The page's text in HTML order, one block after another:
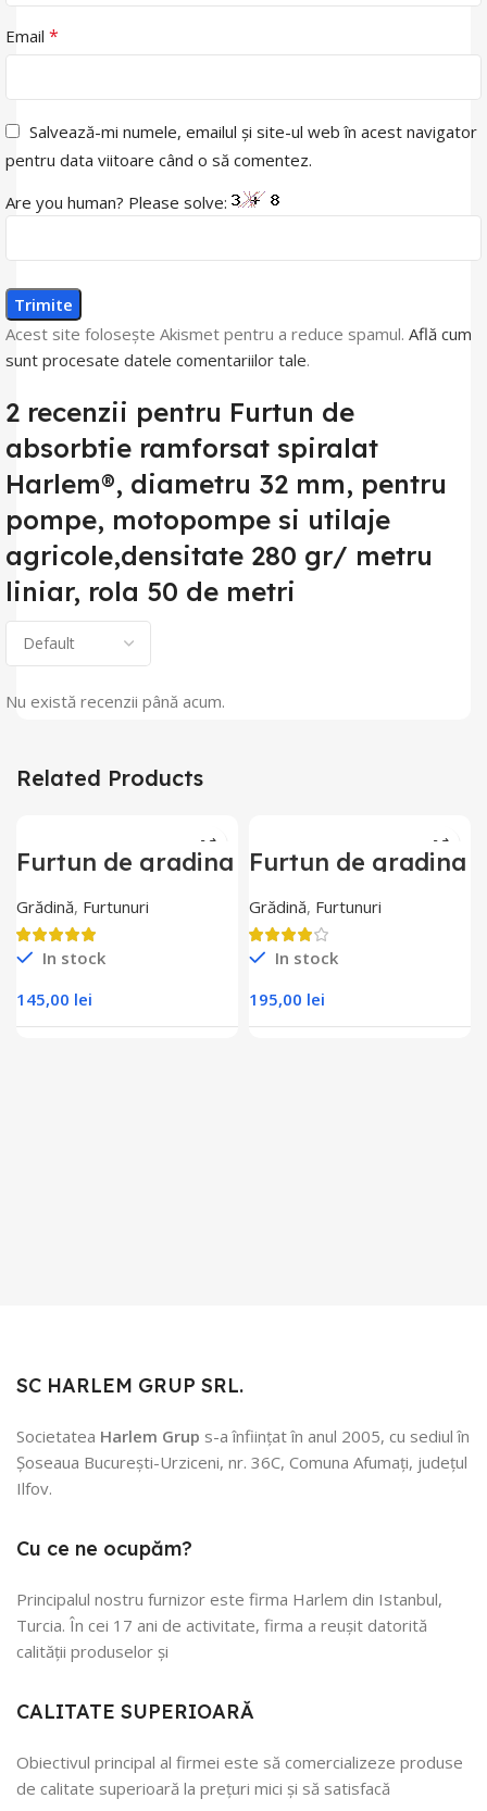
2 recenzii pentru Furtun de
absorbtie ramforsat spiralat
Harlem®, diametru 32 mm, pentru
pompe, motopompe si utilaje
agricole,densitate 280 gr/ metru
liniar, rola 50 de metri
Nu există recenzii până acum.
Email *
Salvează-mi numele, emailul și site-ul web în acest navigator
pentru data viitoare când o să comentez.
Are you human? Please solve:
Acest site folosește Akismet pentru a reduce spamul. Află cum
sunt procesate datele comentariilor tale.
Related Products
Furtun de gradina
ramforsat cu
insertie textila
Harlem®, 1/2″,13
mm,rola 50 metri
Grădină, Furtunuri
In stock
145,00 lei
Furtun de gradina
ramforsat cu
insertie textila
Harlem®, 1″,25
mm,rola 25 metri
Grădină, Furtunuri
In stock
195,00 lei
SC HARLEM GRUP SRL.
Societatea Harlem Grup s-a înființat în anul 2005, cu sediul în
Șoseaua București-Urziceni, nr. 36C, Comuna Afumați, județul
Ilfov.
Cu ce ne ocupăm?
Principalul nostru furnizor este firma Harlem din Istanbul,
Turcia. În cei 17 ani de activitate, firma a reușit datorită
calității produselor și
CALITATE SUPERIOARĂ
Obiectivul principal al firmei este să comercializeze produse
de calitate superioară la prețuri mici și să satisfacă